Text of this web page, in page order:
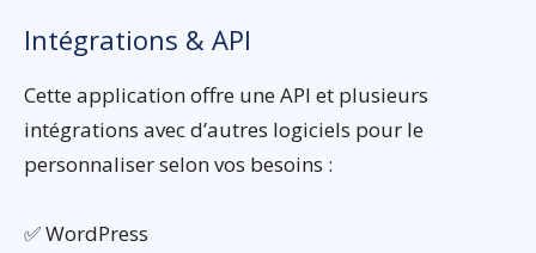
Intégrations & API
Cette application offre une API et plusieurs
intégrations avec d’autres logiciels pour le
personnaliser selon vos besoins :
✅ WordPress